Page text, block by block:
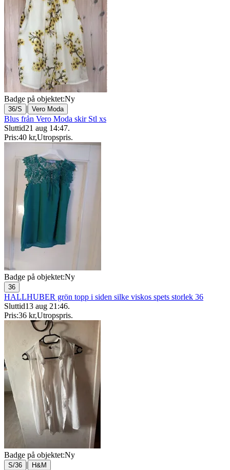
Badge på objektet:Ny
36/S | Vero Moda
Blus från Vero Moda skir Stl xs
Sluttid21 aug 14:47.
Pris:40 kr,Utropspris.
Badge på objektet:Ny
36
HALLHUBER grön topp i siden silke viskos spets storlek 36
Sluttid13 aug 21:46.
Pris:36 kr,Utropspris.
Badge på objektet:Ny
S/36 | H&M